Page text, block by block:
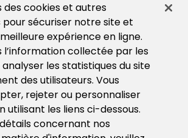
des cookies et autres
sécuriser notre site et
expérience en ligne.
l’information collectée par les
les statistiques du site
des utilisateurs. Vous
rejeter ou personnaliser
utilisant les liens ci-dessous.
concernant nos